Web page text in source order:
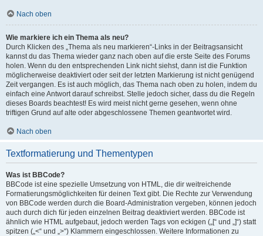
Nach oben
Wie markiere ich ein Thema als neu?
Durch Klicken des „Thema als neu markieren“-Links in der Beitragsansicht
kannst du das Thema wieder ganz nach oben auf die erste Seite des Forums
holen. Wenn du den entsprechenden Link nicht siehst, dann ist die Funktion
möglicherweise deaktiviert oder seit der letzten Markierung ist nicht genügend
Zeit vergangen. Es ist auch möglich, das Thema nach oben zu holen, indem du
einfach eine Antwort darauf schreibst. Stelle jedoch sicher, dass du die Regeln
dieses Boards beachtest! Es wird meist nicht gerne gesehen, wenn ohne
triftigen Grund auf alte oder abgeschlossene Themen geantwortet wird.
Nach oben
Textformatierung und Thementypen
Was ist BBCode?
BBCode ist eine spezielle Umsetzung von HTML, die dir weitreichende
Formatierungsmöglichkeiten für deinen Text gibt. Die Rechte zur Verwendung
von BBCode werden durch die Board-Administration vergeben, können jedoch
auch durch dich für jeden einzelnen Beitrag deaktiviert werden. BBCode ist
ähnlich wie HTML aufgebaut, jedoch werden Tags von eckigen („[“ und „]“) statt
spitzen („<“ und „>“) Klammern eingeschlossen. Weitere Informationen zu